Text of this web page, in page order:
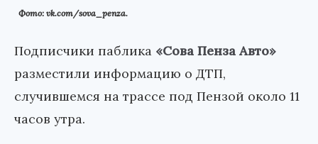
Фото: vk.com/sova_penza.
Подписчики паблика «Сова Пенза Авто»
разместили информацию о ДТП,
случившемся на трассе под Пензой около 11
часов утра.